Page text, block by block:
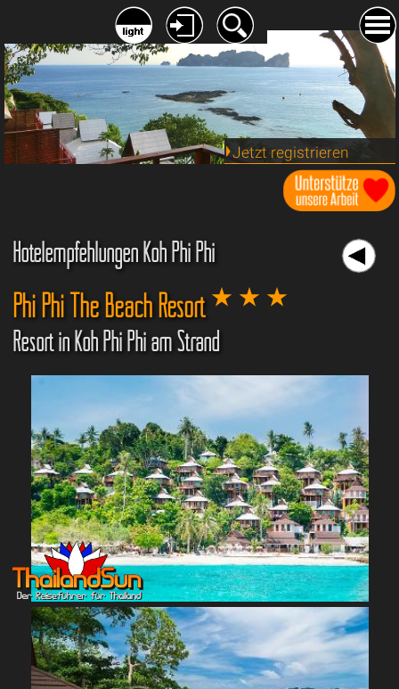
Jetzt registrieren
Hotelempfehlungen Koh Phi Phi
Phi Phi The Beach Resort
Resort in Koh Phi Phi am Strand